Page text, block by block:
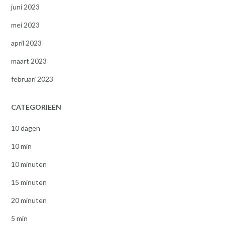
juni 2023
mei 2023
april 2023
maart 2023
februari 2023
CATEGORIEËN
10 dagen
10 min
10 minuten
15 minuten
20 minuten
5 min